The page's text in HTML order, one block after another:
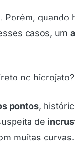
Porém, quando
casos, um
no hidrojato?
pontos,
de
muitas curvas.